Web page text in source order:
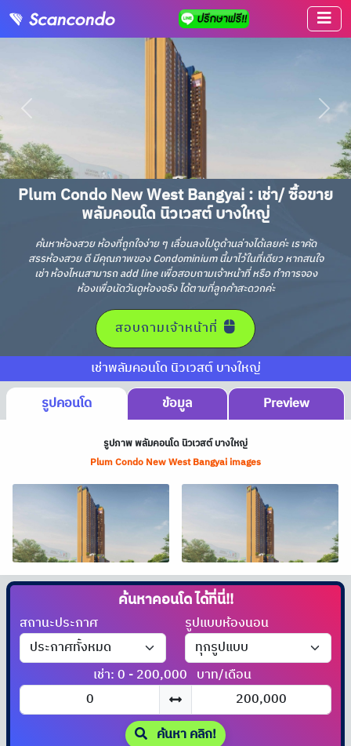
Plum Condo New West Bangyai : เช่า/ ซื้อขาย
พลัมคอนโด นิวเวสต์ บางใหญ่
ค้นหาห้องสวย ห้องที่ถูกใจง่าย ๆ เลื่อนลงไปดูด้านล่างได้เลยค่ะ เราคัด
สรรห้องสวย ดี มีคุณภาพของ Condominium นี้มาไว้ในที่เดียว หากสนใจ
เช่า ห้องไหนสามารถ add line เพื่อสอบถามเจ้าหน้าที่ หรือ ทำการจอง
ห้องเพื่อนัดวันดูห้องจริง ได้ตามที่ลูกค้าสะดวกค่ะ
สอบถามเจ้าหน้าที่
เช่าพลัมคอนโด นิวเวสต์ บางใหญ่
รูปคอนโด
ข้อมูล Preview
รูปภาพ พลัมคอนโด นิวเวสต์ บางใหญ่
Plum Condo New West Bangyai images
ค้นหาคอนโดได้ที่นี่!!
สถานะประกาศ รูปแบบห้องนอน
เช่า: 0 - 200,000 บาท/เดือน
ค้นหา คลิก!